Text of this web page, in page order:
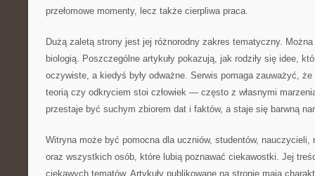
przełomowe momenty, lecz także cierpliwa praca.
Dużą zaletą strony jest jej różnorodny zakres tematyczny.
biologią. Poszczególne artykuły pokazują, jak rodziły się idee,
oczywiste, a kiedyś były odważne. Serwis pomaga zauważyć,
teorią czy odkryciem stoi człowiek — często z własnymi
przestaje być suchym zbiorem dat i faktów, a staje się barwną
Witryna może być pomocna dla uczniów, studentów, nauczycieli,
oraz wszystkich osób, które lubią poznawać ciekawostki. Jej
ciekawych tematów. Artykuły publikowane na stronie mają